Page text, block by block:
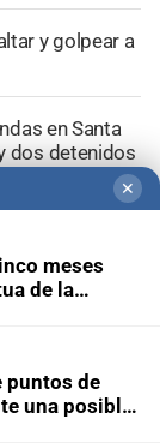
y golpear a
en Santa
dos detenidos
cuatro
✕
meses
de la
puntos de
una posible